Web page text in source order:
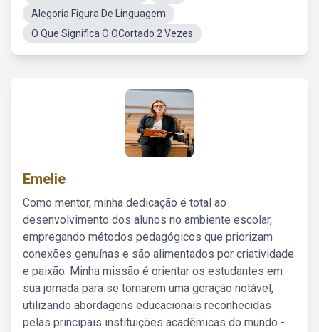
Alegoria Figura De Linguagem
O Que Significa O OCortado 2 Vezes
Emelie
Como mentor, minha dedicação é total ao
desenvolvimento dos alunos no ambiente escolar,
empregando métodos pedagógicos que priorizam
conexões genuínas e são alimentados por criatividade
e paixão. Minha missão é orientar os estudantes em
sua jornada para se tornarem uma geração notável,
utilizando abordagens educacionais reconhecidas
pelas principais instituições acadêmicas do mundo -